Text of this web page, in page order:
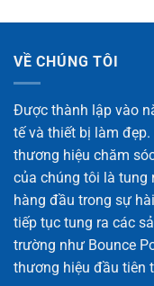
VỀ CHÚNG TÔI
Được thành lập vào
tế và thiết bị làm
thương hiệu chăm
của chúng tôi là tung
hàng đầu trong sự
tiếp tục tung ra các
trường như Bounce
thương hiệu đầu tiên